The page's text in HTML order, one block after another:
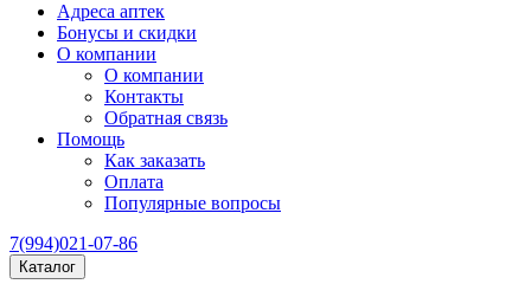
Адреса аптек
Бонусы и скидки
О компании
О компании
Контакты
Обратная связь
Помощь
Как заказать
Оплата
Популярные вопросы
7(994)021-07-86
Каталог